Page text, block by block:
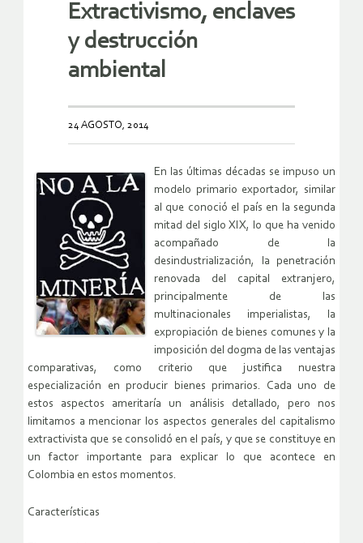
Extractivismo, enclaves
y destrucción
ambiental
24 AGOSTO, 2014
En las últimas décadas se impuso un
modelo primario exportador, similar
al que conoció el país en la segunda
mitad del siglo XIX, lo que ha venido
acompañado de la
desindustrialización, la penetración
renovada del capital extranjero,
principalmente de las
multinacionales imperialistas, la
expropiación de bienes comunes y la
imposición del dogma de las ventajas
comparativas, como criterio que justifica nuestra
especialización en producir bienes primarios. Cada uno de
estos aspectos ameritaría un análisis detallado, pero nos
limitamos a mencionar los aspectos generales del capitalismo
extractivista que se consolidó en el país, y que se constituye en
un factor importante para explicar lo que acontece en
Colombia en estos momentos.
Características